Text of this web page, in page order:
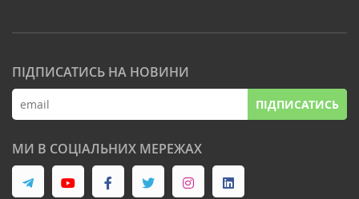
ПІДПИСАТИСЬ НА НОВИНИ
ПІДПИСАТИСЬ
МИ В СОЦІАЛЬНИХ МЕРЕЖАХ